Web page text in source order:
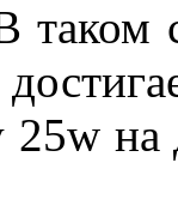
25w